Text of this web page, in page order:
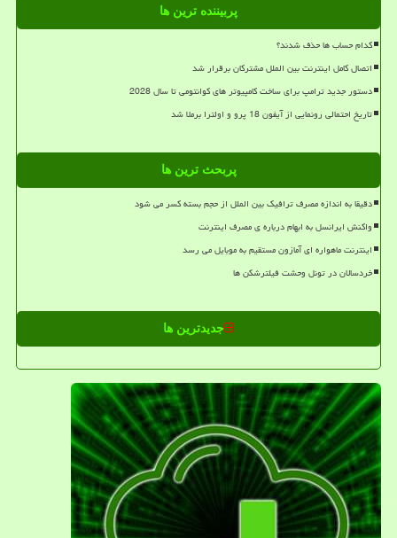
پربیننده ترین ها
کدام حساب ها حذف شدند؟
اتصال کامل اینترنت بین الملل مشترکان برقرار شد
دستور جدید ترامپ برای ساخت کامپیوتر های کوانتومی تا سال 2028
تاریخ احتمالی رونمایی از آیفون 18 پرو و اولترا برملا شد
پربحث ترین ها
دقیقا به اندازه مصرف ترافیک بین الملل از حجم بسته کسر می شود
واکنش ایرانسل به ابهام درباره ی مصرف اینترنت
اینترنت ماهواره ای آمازون مستقیم به موبایل می رسد
خردسالان در تونل وحشت فیلترشکن ها
جدیدترین ها